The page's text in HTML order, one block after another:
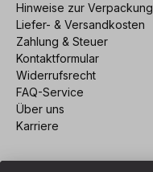
Hinweise zur Verpackung
Liefer- & Versandkosten
Zahlung & Steuer
Kontaktformular
Widerrufsrecht
FAQ-Service
Über uns
Karriere